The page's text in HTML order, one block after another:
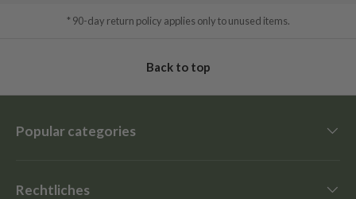
* 90-day return policy applies only to unused items.
Back to top
Popular categories
Rechtliches